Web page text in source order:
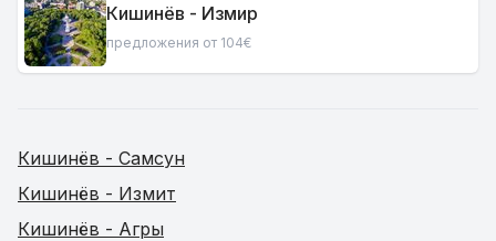
Кишинёв - Измир
предложения от 104€
Кишинёв - Самсун
Кишинёв - Измит
Кишинёв - Агры